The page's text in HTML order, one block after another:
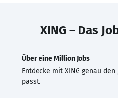
XING – Das
Über eine Million Jobs
Entdecke mit XING genau
passt.